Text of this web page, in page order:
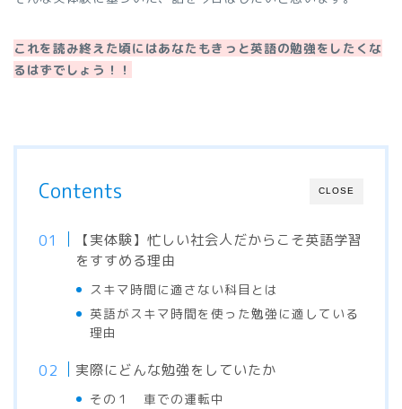
これを読み終えた頃にはあなたもきっと英語の勉強をしたくな
るはずでしょう！！
CLOSE
Contents
【実体験】忙しい社会人だからこそ英語学習
をすすめる理由
スキマ時間に適さない科目とは
英語がスキマ時間を使った勉強に適している
理由
実際にどんな勉強をしていたか
その１ 車での運転中